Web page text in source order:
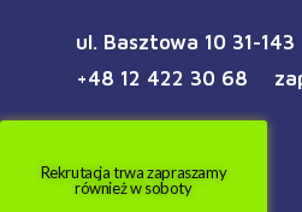
ul. Basztowa 10 31-143
+48 12 422 30 68
Rekrutacja trwa zapraszamy
również w soboty